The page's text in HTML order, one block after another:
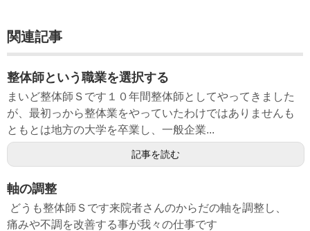
関連記事
整体師という職業を選択する
まいど整体師Ｓです１０年間整体師としてやってきました
が、最初っから整体業をやっていたわけではありませんも
ともとは地方の大学を卒業し、一般企業...
記事を読む
軸の調整
どうも整体師Ｓです来院者さんのからだの軸を調整し、
痛みや不調を改善する事が我々の仕事です